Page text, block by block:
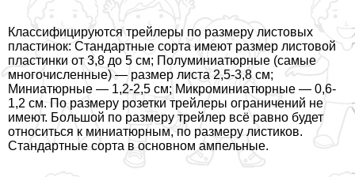
Классифицируются трейлеры по размеру листовых
пластинок: Стандартные сорта имеют размер листовой
пластинки от 3,8 до 5 см; Полуминиатюрные (самые
многочисленные) — размер листа 2,5-3,8 см;
Миниатюрные — 1,2-2,5 см; Микроминиатюрные — 0,6-
1,2 см. По размеру розетки трейлеры ограничений не
имеют. Большой по размеру трейлер всё равно будет
относиться к миниатюрным, по размеру листиков.
Стандартные сорта в основном ампельные.